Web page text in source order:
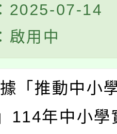
2025-07-14
啟用中
「推動中小
114年中小學